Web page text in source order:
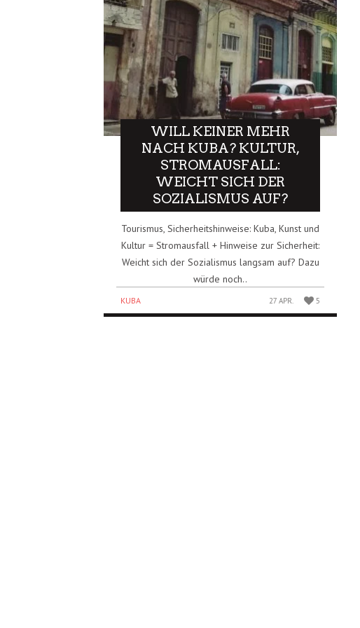
WILL KEINER MEHR
NACH KUBA? KULTUR,
STROMAUSFALL:
WEICHT SICH DER
SOZIALISMUS AUF?
Tourismus, Sicherheitshinweise: Kuba, Kunst und
Kultur = Stromausfall + Hinweise zur Sicherheit:
Weicht sich der Sozialismus langsam auf? Dazu
würde noch..
KUBA 27 APR. 5